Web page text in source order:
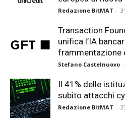
Redazione BitMAT -
Transaction
unifica l’IA
frammentazione
Stefano Castelnuovo -
Il 41% delle
subito attacchi
Redazione BitMAT -